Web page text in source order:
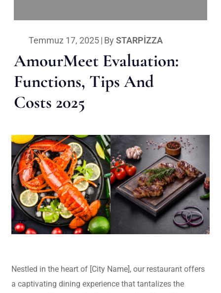
Temmuz 17, 2025| By STARPIZZA
AmourMeet Evaluation:
Functions, Tips And
Costs 2025
Nestled in the heart of [City Name], our restaurant offers
a captivating dining experience that tantalizes the